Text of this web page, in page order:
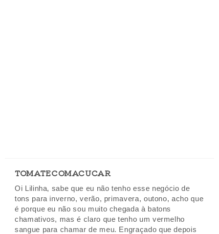
TOMATECOMACUCAR
Oi Lilinha, sabe que eu não tenho esse negócio de
tons para inverno, verão, primavera, outono, acho que
é porque eu não sou muito chegada à batons
chamativos, mas é claro que tenho um vermelho
sangue para chamar de meu. Engraçado que depois